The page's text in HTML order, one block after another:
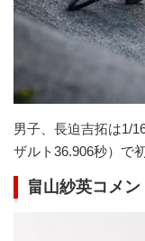
男子、長迫吉拓は1/
ザルト36.906秒）で
畠山紗英コメン